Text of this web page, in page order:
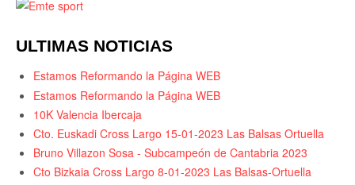
ULTIMAS NOTICIAS
Estamos Reformando la Página WEB
Estamos Reformando la Página WEB
10K Valencia Ibercaja
Cto. Euskadi Cross Largo 15-01-2023 Las Balsas Ortuella
Bruno Villazon Sosa - Subcampeón de Cantabria 2023
Cto Bizkaia Cross Largo 8-01-2023 Las Balsas-Ortuella